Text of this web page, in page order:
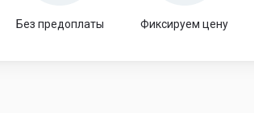
Без предоплаты Фиксируем цену